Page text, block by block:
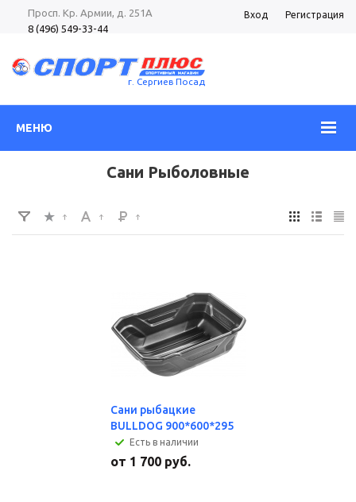
Просп. Кр. Армии, д. 251А
8 (496) 549-33-44
Просп. Кр. Армии, д. 105
8 (496) 540-52-62
Вход Регистрация
г. Сергиев Посад
МЕНЮ
Сани Рыболовные
Сани рыбацкие
BULLDOG 900*600*295
Есть в наличии
от 1 700 руб.